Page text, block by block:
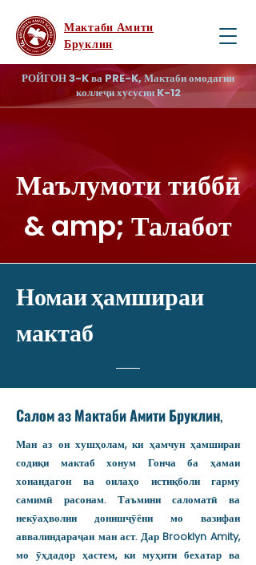
Мактаби Амити
Бруклин
РОЙГОН 3-K ва PRE-K, Мактаби омодагии
коллеҷи хусусии K-12
Маълумоти тиббӣ
& amp; Талабот
Номаи ҳамшираи
мактаб
Салом аз Мактаби Амити Бруклин,
Ман аз он хушҳолам, ки ҳамчун ҳамшираи
содиқи мактаб хонум Гонча ба ҳамаи
хонандагон ва оилаҳо истиқболи гарму
самимӣ расонам. Таъмини саломатӣ ва
некӯаҳволии донишҷӯёни мо вазифаи
аввалиндараҷаи ман аст. Дар Brooklyn Amity,
мо ӯҳдадор ҳастем, ки муҳити бехатар ва